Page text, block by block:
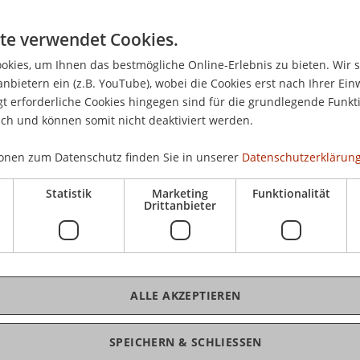
19-Pandemie hat die Wirtschaft und die
Der Staat hat rasch und umfassend auf
Grenzschliessungen,
infolge
Massnahmen waren die Folge; diese haben
zur Folge gehabt
des Arbeitsplatzes etc.).
Fragestellungen, wie also der Staat auf
und Gesellschaft mit diesen Massnahmen
verwendet Cookies.
um Ihnen das bestmögliche Online-Erlebnis zu bieten. Wir
ein (z.B. YouTube), wobei die Cookies erst nach Ihrer
erforderliche Cookies hingegen sind für die grundlegende
und können somit nicht deaktiviert werden.
zum Datenschutz finden Sie in unserer
Statistik Marketing
Drittanbieter
Funktionalität
SPEICHERN & SCHLIESSEN
ALLE AKZEPTIEREN